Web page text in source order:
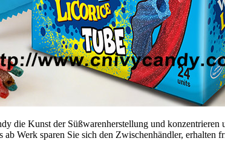
die Kunst der Süßwarenherstellung und
Werk sparen Sie sich den Zwischenhändler,